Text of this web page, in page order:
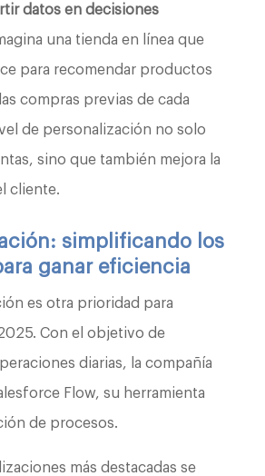
datos en decisiones
una tienda en línea que
para recomendar productos
compras previas de cada
de personalización no solo
sino que también mejora la
cliente.
simplificando los
ganar eficiencia
es otra prioridad para
Con el objetivo de
diarias, la compañía
Flow, su herramienta
de procesos.
más destacadas se